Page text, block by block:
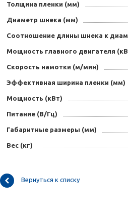
Толщина пленки (мм)
Диаметр шнека (мм)
Соотношение длины шнека к
Мощность главного двигателя
Скорость намотки (м/мин)
Эффективная ширина пленки (мм)
Мощность (кВт)
Питание (В/Гц)
Габаритные размеры (мм)
Вес (кг)
Вернуться к списку